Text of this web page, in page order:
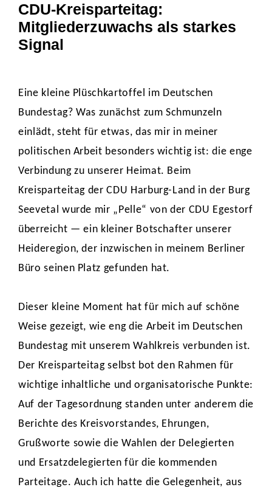
CDU-Kreisparteitag:
Mitgliederzuwachs als starkes
Signal
Eine kleine Plüschkartoffel im Deutschen
Bundestag? Was zunächst zum Schmunzeln
einlädt, steht für etwas, das mir in meiner
politischen Arbeit besonders wichtig ist: die enge
Verbindung zu unserer Heimat. Beim
Kreisparteitag der CDU Harburg-Land in der Burg
Seevetal wurde mir „Pelle“ von der CDU Egestorf
überreicht — ein kleiner Botschafter unserer
Heideregion, der inzwischen in meinem Berliner
Büro seinen Platz gefunden hat.
Dieser kleine Moment hat für mich auf schöne
Weise gezeigt, wie eng die Arbeit im Deutschen
Bundestag mit unserem Wahlkreis verbunden ist.
Der Kreisparteitag selbst bot den Rahmen für
wichtige inhaltliche und organisatorische Punkte:
Auf der Tagesordnung standen unter anderem die
Berichte des Kreisvorstandes, Ehrungen,
Grußworte sowie die Wahlen der Delegierten
und Ersatzdelegierten für die kommenden
Parteitage. Auch ich hatte die Gelegenheit, aus